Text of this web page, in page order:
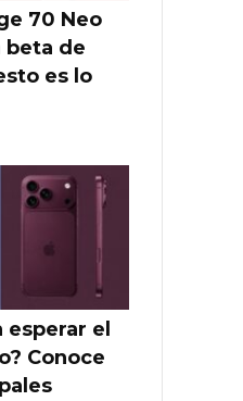
70 Neo
beta de
es lo
esperar el
Conoce